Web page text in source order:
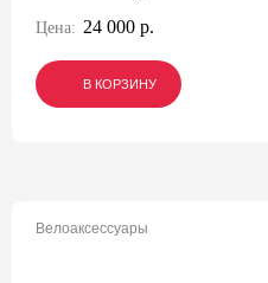
Цена: 24 000 р.
В КОРЗИНУ
В КОРЗИНУ
В КОРЗИНУ
Велоаксессуары